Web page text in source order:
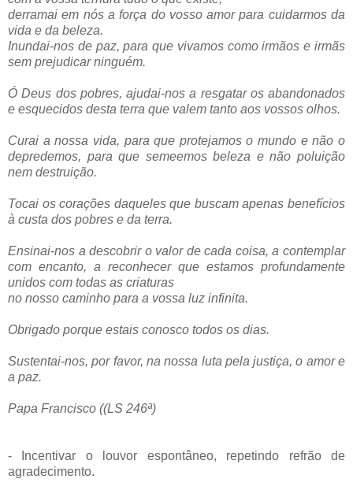
derramai em nós a força do vosso amor para cuidarmos da
vida e da beleza.
Inundai-nos de paz, para que vivamos como irmãos e irmãs
sem prejudicar ninguém.
Ó Deus dos pobres, ajudai-nos a resgatar os abandonados
e esquecidos desta terra que valem tanto aos vossos olhos.
Curai a nossa vida, para que protejamos o mundo e não o
depredemos, para que semeemos beleza e não poluição
nem destruição.
Tocai os corações daqueles que buscam apenas benefícios
à custa dos pobres e da terra.
Ensinai-nos a descobrir o valor de cada coisa, a contemplar
com encanto, a reconhecer que estamos profundamente
unidos com todas as criaturas
no nosso caminho para a vossa luz infinita.
Obrigado porque estais conosco todos os dias.
Sustentai-nos, por favor, na nossa luta pela justiça, o amor e
a paz.
Papa Francisco ((LS 246ª)
- Incentivar o louvor espontâneo, repetindo refrão de
agradecimento.